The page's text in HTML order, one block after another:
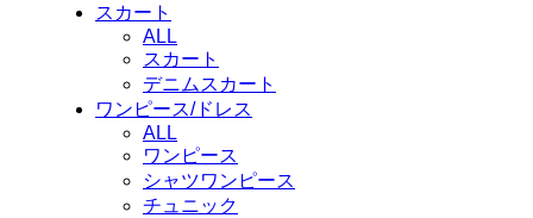
スカート
ALL
スカート
デニムスカート
ワンピース/ドレス
ALL
ワンピース
シャツワンピース
チュニック